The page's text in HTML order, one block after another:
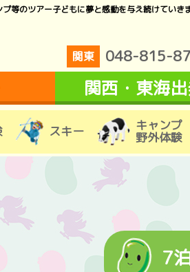
等のツアー子どもに夢と感動を与え続けていき
関東 048-815-
関西・東海
スキー キャンプ
野外体験
7